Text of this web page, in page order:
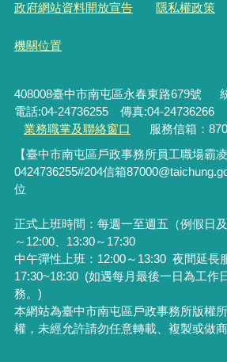
政府網站資料開放宣告 隱私權政策
機關位置
408008臺中市南屯區永春東路679號
電話:04-24736255 傳真:04-24736266
業務職掌及聯絡窗口
服務信箱：
【臺中市南屯區戶政事務所員工職場霸凌
0424736255#204信箱
正式上班時間：每週一至週五（例假日
～12:00、13:30～17:30
中午彈性上班：12:00～13:30 夜間延長
17:30~18:30 (如遇每月最後一日為工作
務。)
本網站為臺中市南屯區戶政事務所版權
權，未經允許請勿任意轉載、複製或做